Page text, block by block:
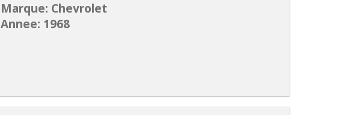
Marque: Chevrolet
Annee: 1968